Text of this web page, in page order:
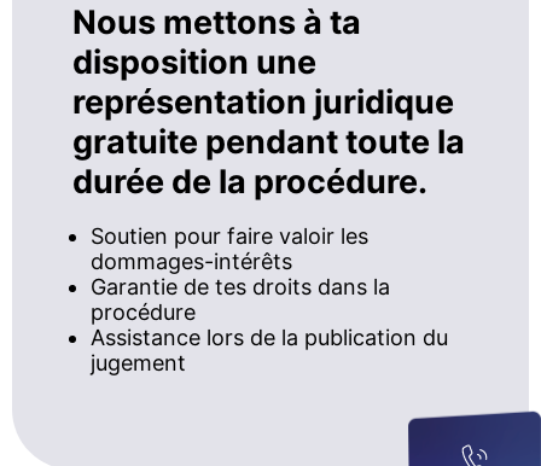
Nous mettons à ta
disposition une
représentation juridique
gratuite pendant toute la
durée de la procédure.
Soutien pour faire valoir les
dommages-intérêts
Garantie de tes droits dans la
procédure
Assistance lors de la publication du
jugement